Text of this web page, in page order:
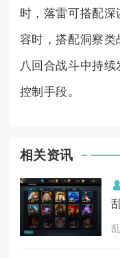
时，落雷可搭配
容时，搭配洞察
八回合战斗中持
控制手段。
相关资讯